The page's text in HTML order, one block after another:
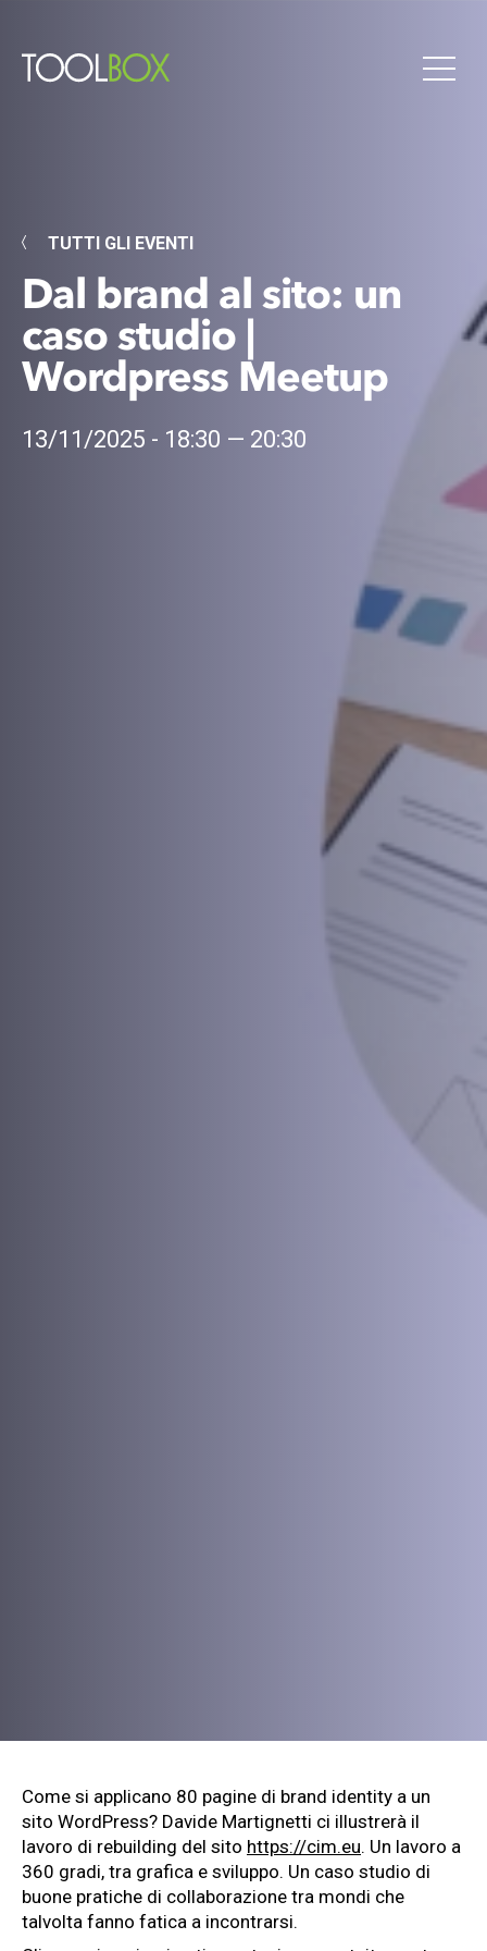
TUTTI GLI EVENTI
Dal brand al sito: un
caso studio |
Wordpress Meetup
13/11/2025 - 18:30 — 20:30
Come si applicano 80 pagine di brand identity a un
sito WordPress? Davide Martignetti ci illustrerà il
lavoro di rebuilding del sito https://cim.eu. Un lavoro a
360 gradi, tra grafica e sviluppo. Un caso studio di
buone pratiche di collaborazione tra mondi che
talvolta fanno fatica a incontrarsi.